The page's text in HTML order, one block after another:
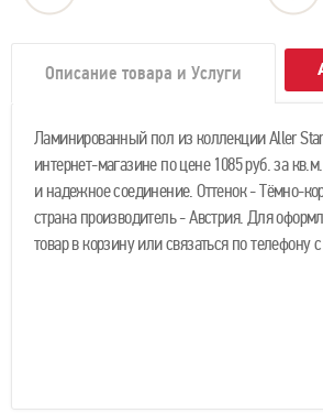
Описание товара и Услуги
Ламинированный пол из коллекции Aller
интернет-магазине по цене 1085 руб. за
и надежное соединение. Оттенок - Тёмно-
страна производитель - Австрия. Для
товар в корзину или связаться по